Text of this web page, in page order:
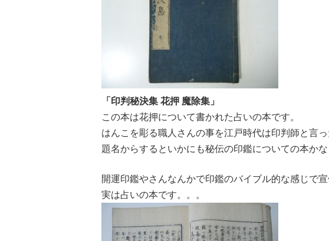
「印判秘決集 花押 魔除集」
この本は花押について書かれた占いの本です。
はんこを彫る職人さんの事を江戸時代は印判師と言っ
題名からするといかにも秘伝の印鑑についての本か
開運印鑑やさんなんかで印鑑のバイブル的な感じで
実は占いの本です。。。